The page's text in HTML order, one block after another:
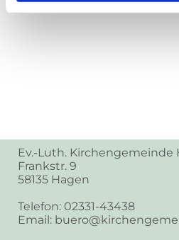
Ev.-Luth. Kirchengemeinde
Frankstr. 9
58135 Hagen
Telefon: 02331-43438
Email: